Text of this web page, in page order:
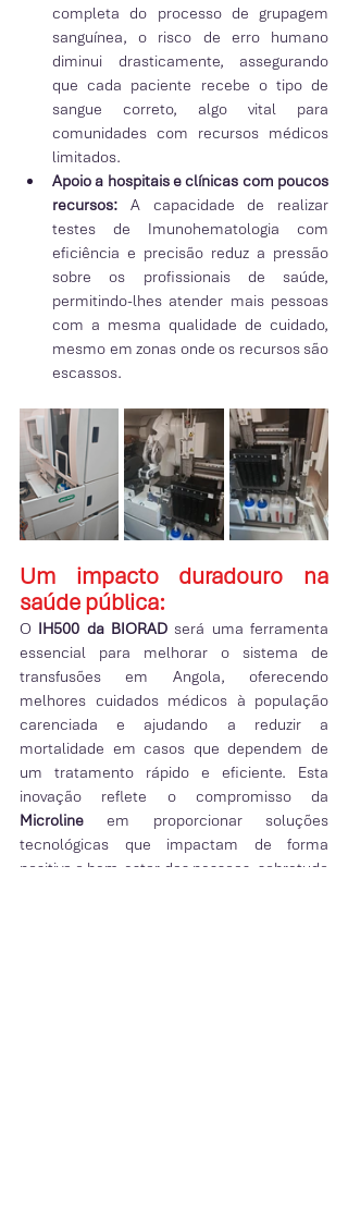
completa do processo de grupagem
sanguínea, o risco de erro humano
diminui drasticamente, assegurando
que cada paciente recebe o tipo de
sangue correto, algo vital para
comunidades com recursos médicos
limitados.
Apoio a hospitais e clínicas com poucos
recursos: A capacidade de realizar
testes de Imunohematologia com
eficiência e precisão reduz a pressão
sobre os profissionais de saúde,
permitindo-lhes atender mais pessoas
com a mesma qualidade de cuidado,
mesmo em zonas onde os recursos são
escassos.
Um impacto duradouro na
saúde pública:
O IH500 da BIORAD será uma ferramenta
essencial para melhorar o sistema de
transfusões em Angola, oferecendo
melhores cuidados médicos à população
carenciada e ajudando a reduzir a
mortalidade em casos que dependem de
um tratamento rápido e eficiente. Esta
Microline em proporcionar soluções
tecnológicas que impactam de forma
positiva o bem-estar das pessoas, sobretudo